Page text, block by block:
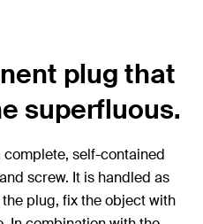
plug that
superfluous.
complete, self-contained
screw. It is handled as
plug, fix the object with